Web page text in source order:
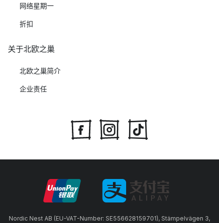
网络星期一
折扣
关于北欧之巢
北欧之巢简介
企业责任
Nordic Nest AB (EU-VAT-Number: SE556628159701), Stämpelvägen 3,